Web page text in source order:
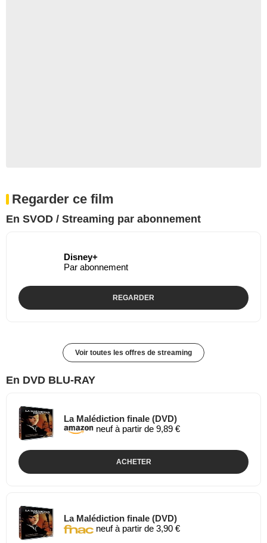
Regarder ce film
En SVOD / Streaming par abonnement
Disney+
Par abonnement
REGARDER
Voir toutes les offres de streaming
En DVD BLU-RAY
La Malédiction finale (DVD)
neuf à partir de 9,89 €
ACHETER
La Malédiction finale (DVD)
neuf à partir de 3,90 €